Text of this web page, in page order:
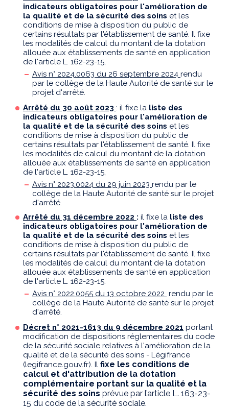
indicateurs obligatoires pour l'amélioration de
la qualité et de la sécurité des soins et les
conditions de mise à disposition du public de
certains résultats par l'établissement de santé. Il fixe
les modalités de calcul du montant de la dotation
allouée aux établissements de santé en application
de l'article L. 162-23-15,
Avis n° 2024.0063 du 26 septembre 2024 rendu
par le collège de la Haute Autorité de santé sur le
projet d'arrêté.
Arrêté du 30 août 2023 : il fixe la liste des
indicateurs obligatoires pour l'amélioration de
la qualité et de la sécurité des soins et les
conditions de mise à disposition du public de
certains résultats par l'établissement de santé. Il fixe
les modalités de calcul du montant de la dotation
allouée aux établissements de santé en application
de l'article L. 162-23-15,
Avis n° 2023.0024 du 29 juin 2023 rendu par le
collège de la Haute Autorité de santé sur le projet
d'arrêté.
Arrêté du 31 décembre 2022 : il fixe la liste des
indicateurs obligatoires pour l'amélioration de
la qualité et de la sécurité des soins et les
conditions de mise à disposition du public de
certains résultats par l'établissement de santé. Il fixe
les modalités de calcul du montant de la dotation
allouée aux établissements de santé en application
de l'article L. 162-23-15.
Avis n° 2022.0055 du 13 octobre 2022 rendu par le
collège de la Haute Autorité de santé sur le projet
d'arrêté.
Décret n° 2021-1613 du 9 décembre 2021 portant
modification de dispositions réglementaires du code
de la sécurité sociale relatives à l'amélioration de la
qualité et de la sécurité des soins - Légifrance
(legifrance.gouv.fr). Il fixe les conditions de
calcul et d'attribution de la dotation
complémentaire portant sur la qualité et la
sécurité des soins prévue par l’article L. 163-23-
15 du code de la sécurité sociale.